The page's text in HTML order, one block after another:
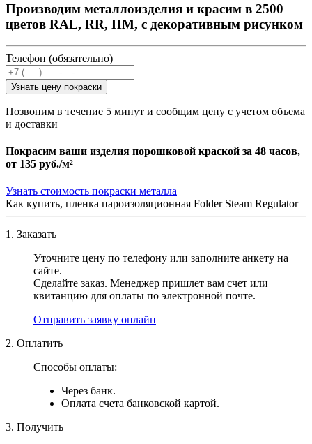
Производим металлоизделия и красим в 2500
цветов RAL, RR, ПМ, с декоративным рисунком
Телефон (обязательно)
Узнать цену покраски
Позвоним в течение 5 минут и сообщим цену с учетом объема
и доставки
Покрасим ваши изделия порошковой краской за 48 часов,
от 135 руб./м²
Узнать стоимость покраски металла
Как купить, пленка пароизоляционная Folder Steam Regulator
1. Заказать
Уточните цену по телефону или заполните анкету на
сайте.
Сделайте заказ. Менеджер пришлет вам счет или
квитанцию для оплаты по электронной почте.
Отправить заявку онлайн
2. Оплатить
Способы оплаты:
Через банк.
Оплата счета банковской картой.
3. Получить